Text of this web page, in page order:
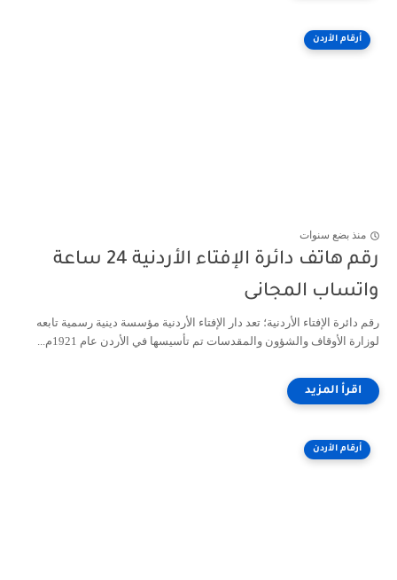
أرقام الأردن
منذ بضع سنوات
رقم هاتف دائرة الإفتاء الأردنية 24 ساعة
واتساب المجانى
رقم دائرة الإفتاء الأردنية؛ تعد دار الإفتاء الأردنية مؤسسة دينية رسمية تابعه
لوزارة الأوقاف والشؤون والمقدسات تم تأسيسها في الأردن عام 1921م...
أرقام الأردن